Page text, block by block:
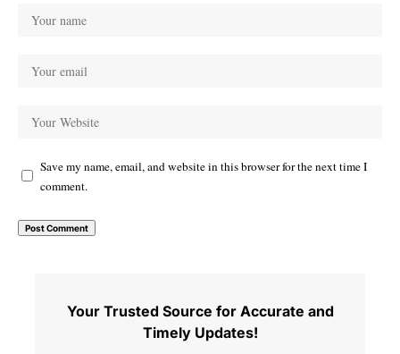
Save my name, email, and website in this browser for the next time I
comment.
Your Trusted Source for Accurate and
Timely Updates!